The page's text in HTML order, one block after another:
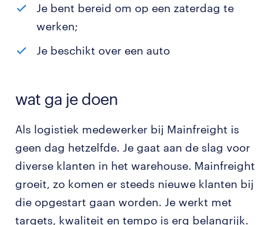
Je bent bereid om op een zaterdag te
werken;
Je beschikt over een auto
wat ga je doen
Als logistiek medewerker bij Mainfreight is
geen dag hetzelfde. Je gaat aan de slag voor
diverse klanten in het warehouse. Mainfreight
groeit, zo komen er steeds nieuwe klanten bij
die opgestart gaan worden. Je werkt met
targets, kwaliteit en tempo is erg belangrijk.